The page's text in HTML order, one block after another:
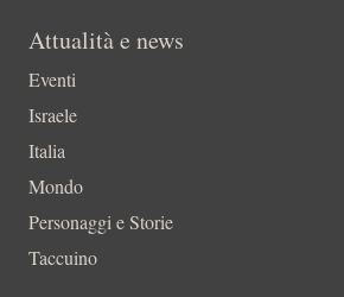
Attualità e news
Eventi
Israele
Italia
Mondo
Personaggi e Storie
Taccuino